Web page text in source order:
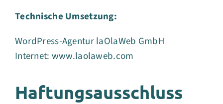
Technische Umsetzung:
WordPress-Agentur laOlaWeb GmbH
Internet: www.laolaweb.com
Haftungsausschluss